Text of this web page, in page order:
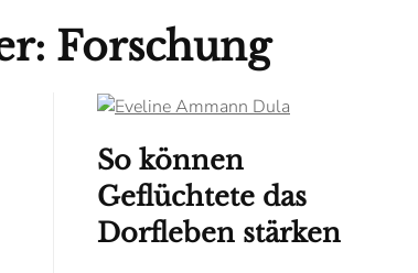
Forschung
So können
Geflüchtete das
Dorfleben stärken